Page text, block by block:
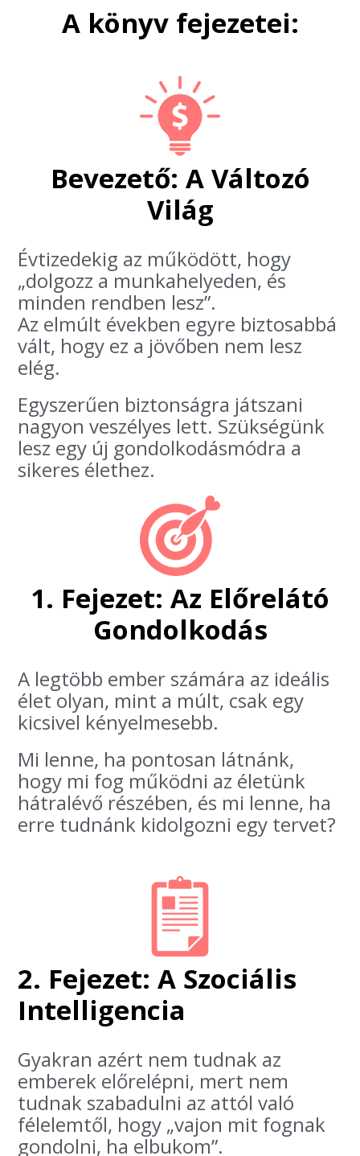
A könyv fejezetei:
Bevezető: A Változó
Világ
Évtizedekig az működött, hogy
„dolgozz a munkahelyeden, és
minden rendben lesz”.
Az elmúlt években egyre biztosabbá
vált, hogy ez a jövőben nem lesz
elég.
Egyszerűen biztonságra játszani
nagyon veszélyes lett. Szükségünk
lesz egy új gondolkodásmódra a
sikeres élethez.
1. Fejezet: Az Előrelátó
Gondolkodás
A legtöbb ember számára az ideális
élet olyan, mint a múlt, csak egy
kicsivel kényelmesebb.
Mi lenne, ha pontosan látnánk,
hogy mi fog működni az életünk
hátralévő részében, és mi lenne, ha
erre tudnánk kidolgozni egy tervet?
2. Fejezet: A Szociális
Intelligencia
Gyakran azért nem tudnak az
emberek előrelépni, mert nem
tudnak szabadulni az attól való
félelemtől, hogy „vajon mit fognak
gondolni, ha elbukom”.